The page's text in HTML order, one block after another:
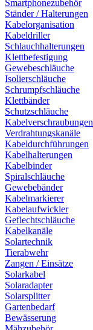
Smartphonezubehör
Ständer / Halterungen
Kabelorganisation
Kabeldriller
Schlauchhalterungen
Klettbefestigung
Gewebeschläuche
Isolierschläuche
Schrumpfschläuche
Klettbänder
Schutzschläuche
Kabelverschraubungen
Verdrahtungskanäle
Kabeldurchführungen
Kabelhalterungen
Kabelbinder
Spiralschläuche
Gewebebänder
Kabelmarkierer
Kabelaufwickler
Geflechtschläuche
Kabelkanäle
Solartechnik
Tierabwehr
Zangen / Einsätze
Solarkabel
Solaradapter
Solarsplitter
Gartenbedarf
Bewässerung